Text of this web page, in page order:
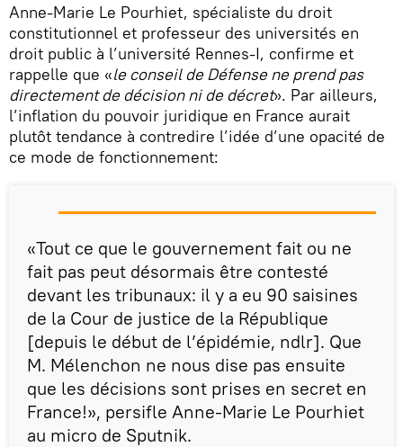
Anne-Marie Le Pourhiet, spécialiste du droit
constitutionnel et professeur des universités en
droit public à l’université Rennes-I, confirme et
rappelle que «le conseil de Défense ne prend pas
directement de décision ni de décret». Par ailleurs,
l’inflation du pouvoir juridique en France aurait
plutôt tendance à contredire l’idée d’une opacité de
ce mode de fonctionnement:
«Tout ce que le gouvernement fait ou ne
fait pas peut désormais être contesté
devant les tribunaux: il y a eu 90 saisines
de la Cour de justice de la République
[depuis le début de l’épidémie, ndlr]. Que
M. Mélenchon ne nous dise pas ensuite
que les décisions sont prises en secret en
France!», persifle Anne-Marie Le Pourhiet
au micro de Sputnik.